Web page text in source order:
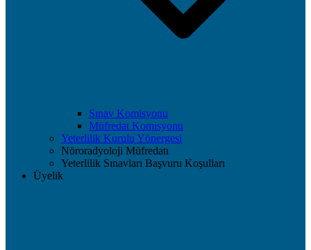
Sınav Komisyonu
Müfredat Komisyonu
Yeterlilik Kurulu Yönergesi
Nöroradyoloji Müfredatı
Yeterlilik Sınavları Başvuru Koşulları
Üyelik